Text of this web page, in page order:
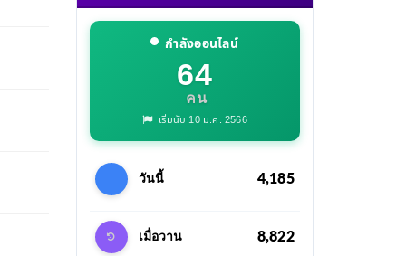
กำลังออนไลน์
64
คน
เริ่มนับ 10 ม.ค. 2566
วันนี้ 4,185
เมื่อวาน 8,822